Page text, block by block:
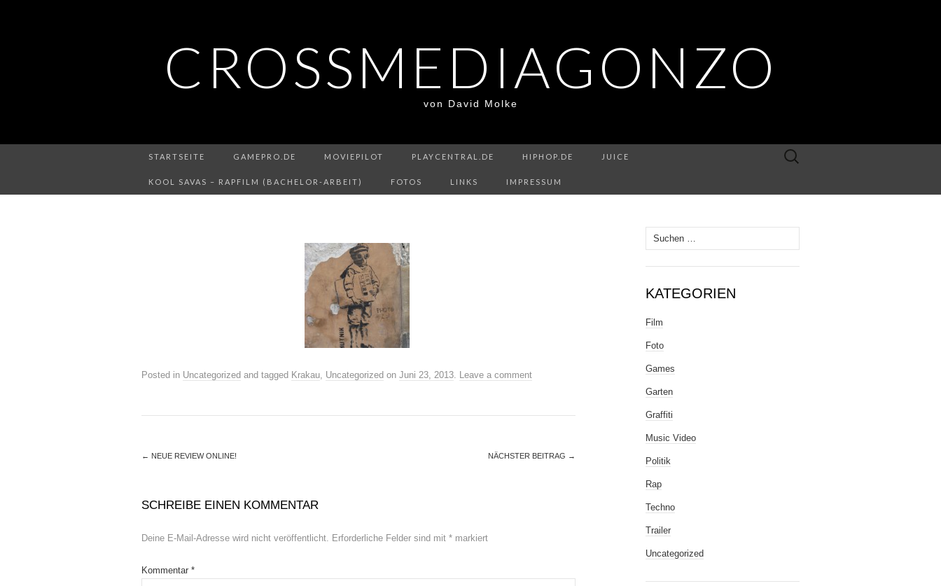
CROSSMEDIAGONZO
von David Molke
STARTSEITE GAMEPRO.DE MOVIEPILOT PLAYCENTRAL.DE HIPHOP.DE JUICE
KOOL SAVAS – RAPFILM (BACHELOR-ARBEIT) FOTOS LINKS IMPRESSUM
Suche
Posted in Uncategorized and tagged Krakau, Uncategorized on Juni 23, 2013. Leave a comment
← NEUE REVIEW ONLINE! NÄCHSTER BEITRAG →
SCHREIBE EINEN KOMMENTAR
Deine E-Mail-Adresse wird nicht veröffentlicht. Erforderliche Felder sind mit * markiert
Kommentar *
Suche
nach:
KATEGORIEN
Film
Foto
Games
Garten
Graffiti
Music Video
Politik
Rap
Techno
Trailer
Uncategorized